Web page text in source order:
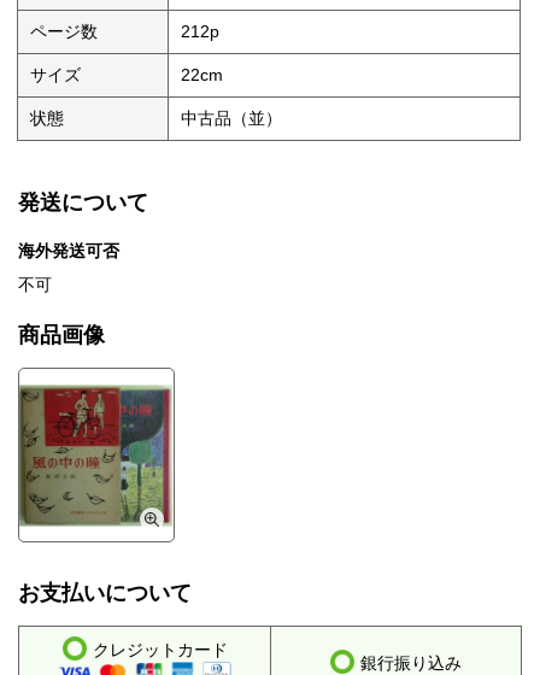
ページ数 212p
サイズ 22cm
状態 中古品（並）
発送について
海外発送可否
不可
商品画像
お支払いについて
クレジットカード
銀行振り込み